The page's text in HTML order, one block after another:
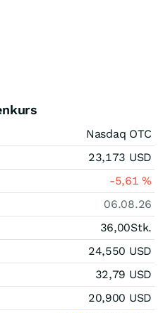
Nasdaq OTC
23,173 USD
-5,61%
06.08.26
36,00Stk.
24,550 USD
32,79 USD
20,900 USD